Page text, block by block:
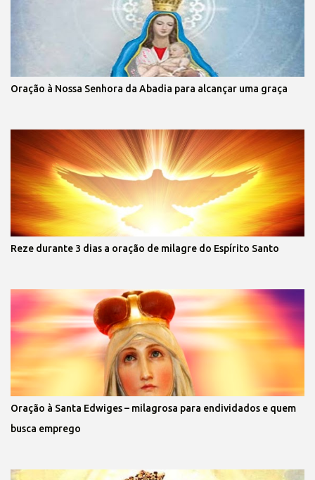
Oração à Nossa Senhora da Abadia para alcançar uma graça
Reze durante 3 dias a oração de milagre do Espírito Santo
Oração à Santa Edwiges – milagrosa para endividados e quem
busca emprego